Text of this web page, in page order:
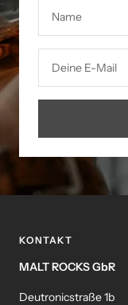
Name
Deine E-Mail
KONTAKT
MALT ROCKS GbR
Deutronicstraße 1b